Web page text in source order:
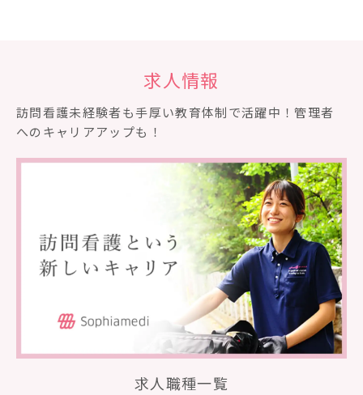
求人情報
訪問看護未経験者も⼿厚い教育体制で活躍中！管理者
へのキャリアアップも！
求人職種一覧